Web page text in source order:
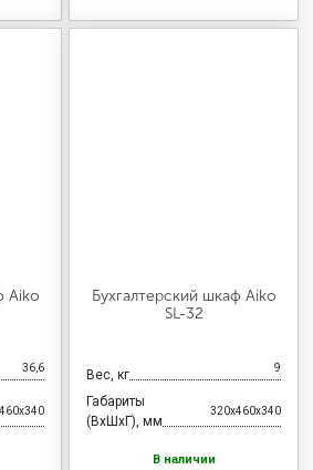
Aiko
36,6
Бухгалтерский шкаф Aiko
SL-32
Вес, кг 9
Габариты
(ВхШхГ), мм
320x460x340
В наличии